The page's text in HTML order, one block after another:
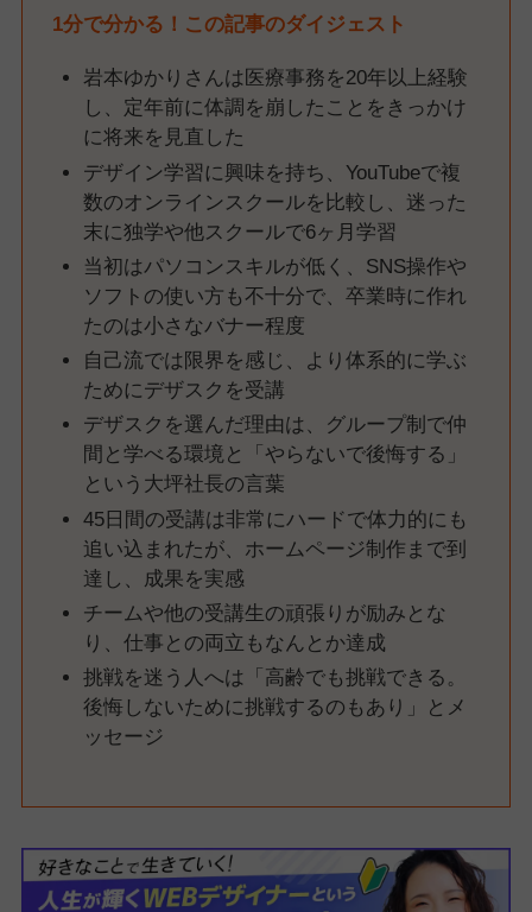
1分で分かる！この記事のダイジェスト
岩本ゆかりさんは医療事務を20年以上経験
し、定年前に体調を崩したことをきっかけ
に将来を見直した
デザイン学習に興味を持ち、YouTubeで複
数のオンラインスクールを比較し、迷った
末に独学や他スクールで6ヶ月学習
当初はパソコンスキルが低く、SNS操作や
ソフトの使い方も不十分で、卒業時に作れ
たのは小さなバナー程度
自己流では限界を感じ、より体系的に学ぶ
ためにデザスクを受講
デザスクを選んだ理由は、グループ制で仲
間と学べる環境と「やらないで後悔する」
という大坪社長の言葉
45日間の受講は非常にハードで体力的にも
追い込まれたが、ホームページ制作まで到
達し、成果を実感
チームや他の受講生の頑張りが励みとな
り、仕事との両立もなんとか達成
挑戦を迷う人へは「高齢でも挑戦できる。
後悔しないために挑戦するのもあり」とメ
ッセージ